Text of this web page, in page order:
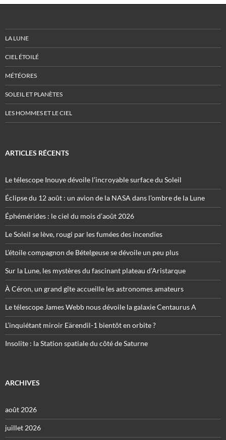
LA LUNE
CIEL ÉTOILÉ
MÉTÉORES
SOLEIL ET PLANÈTES
LES HOMMES ET LE CIEL
ARTICLES RÉCENTS
Le télescope Inouye dévoile l’incroyable surface du Soleil
Éclipse du 12 août : un avion de la NASA dans l’ombre de la Lune
Éphémérides : le ciel du mois d’août 2026
Le Soleil se lève, rougi par les fumées des incendies
L’étoile compagnon de Bételgeuse se dévoile un peu plus
Sur la Lune, les mystères du fascinant plateau d’Aristarque
À Céron, un grand gîte accueille les astronomes amateurs
Le télescope James Webb nous dévoile la galaxie Centaurus A
L’inquiétant miroir Eärendil-1 bientôt en orbite ?
Insolite : la Station spatiale du côté de Saturne
ARCHIVES
août 2026
juillet 2026